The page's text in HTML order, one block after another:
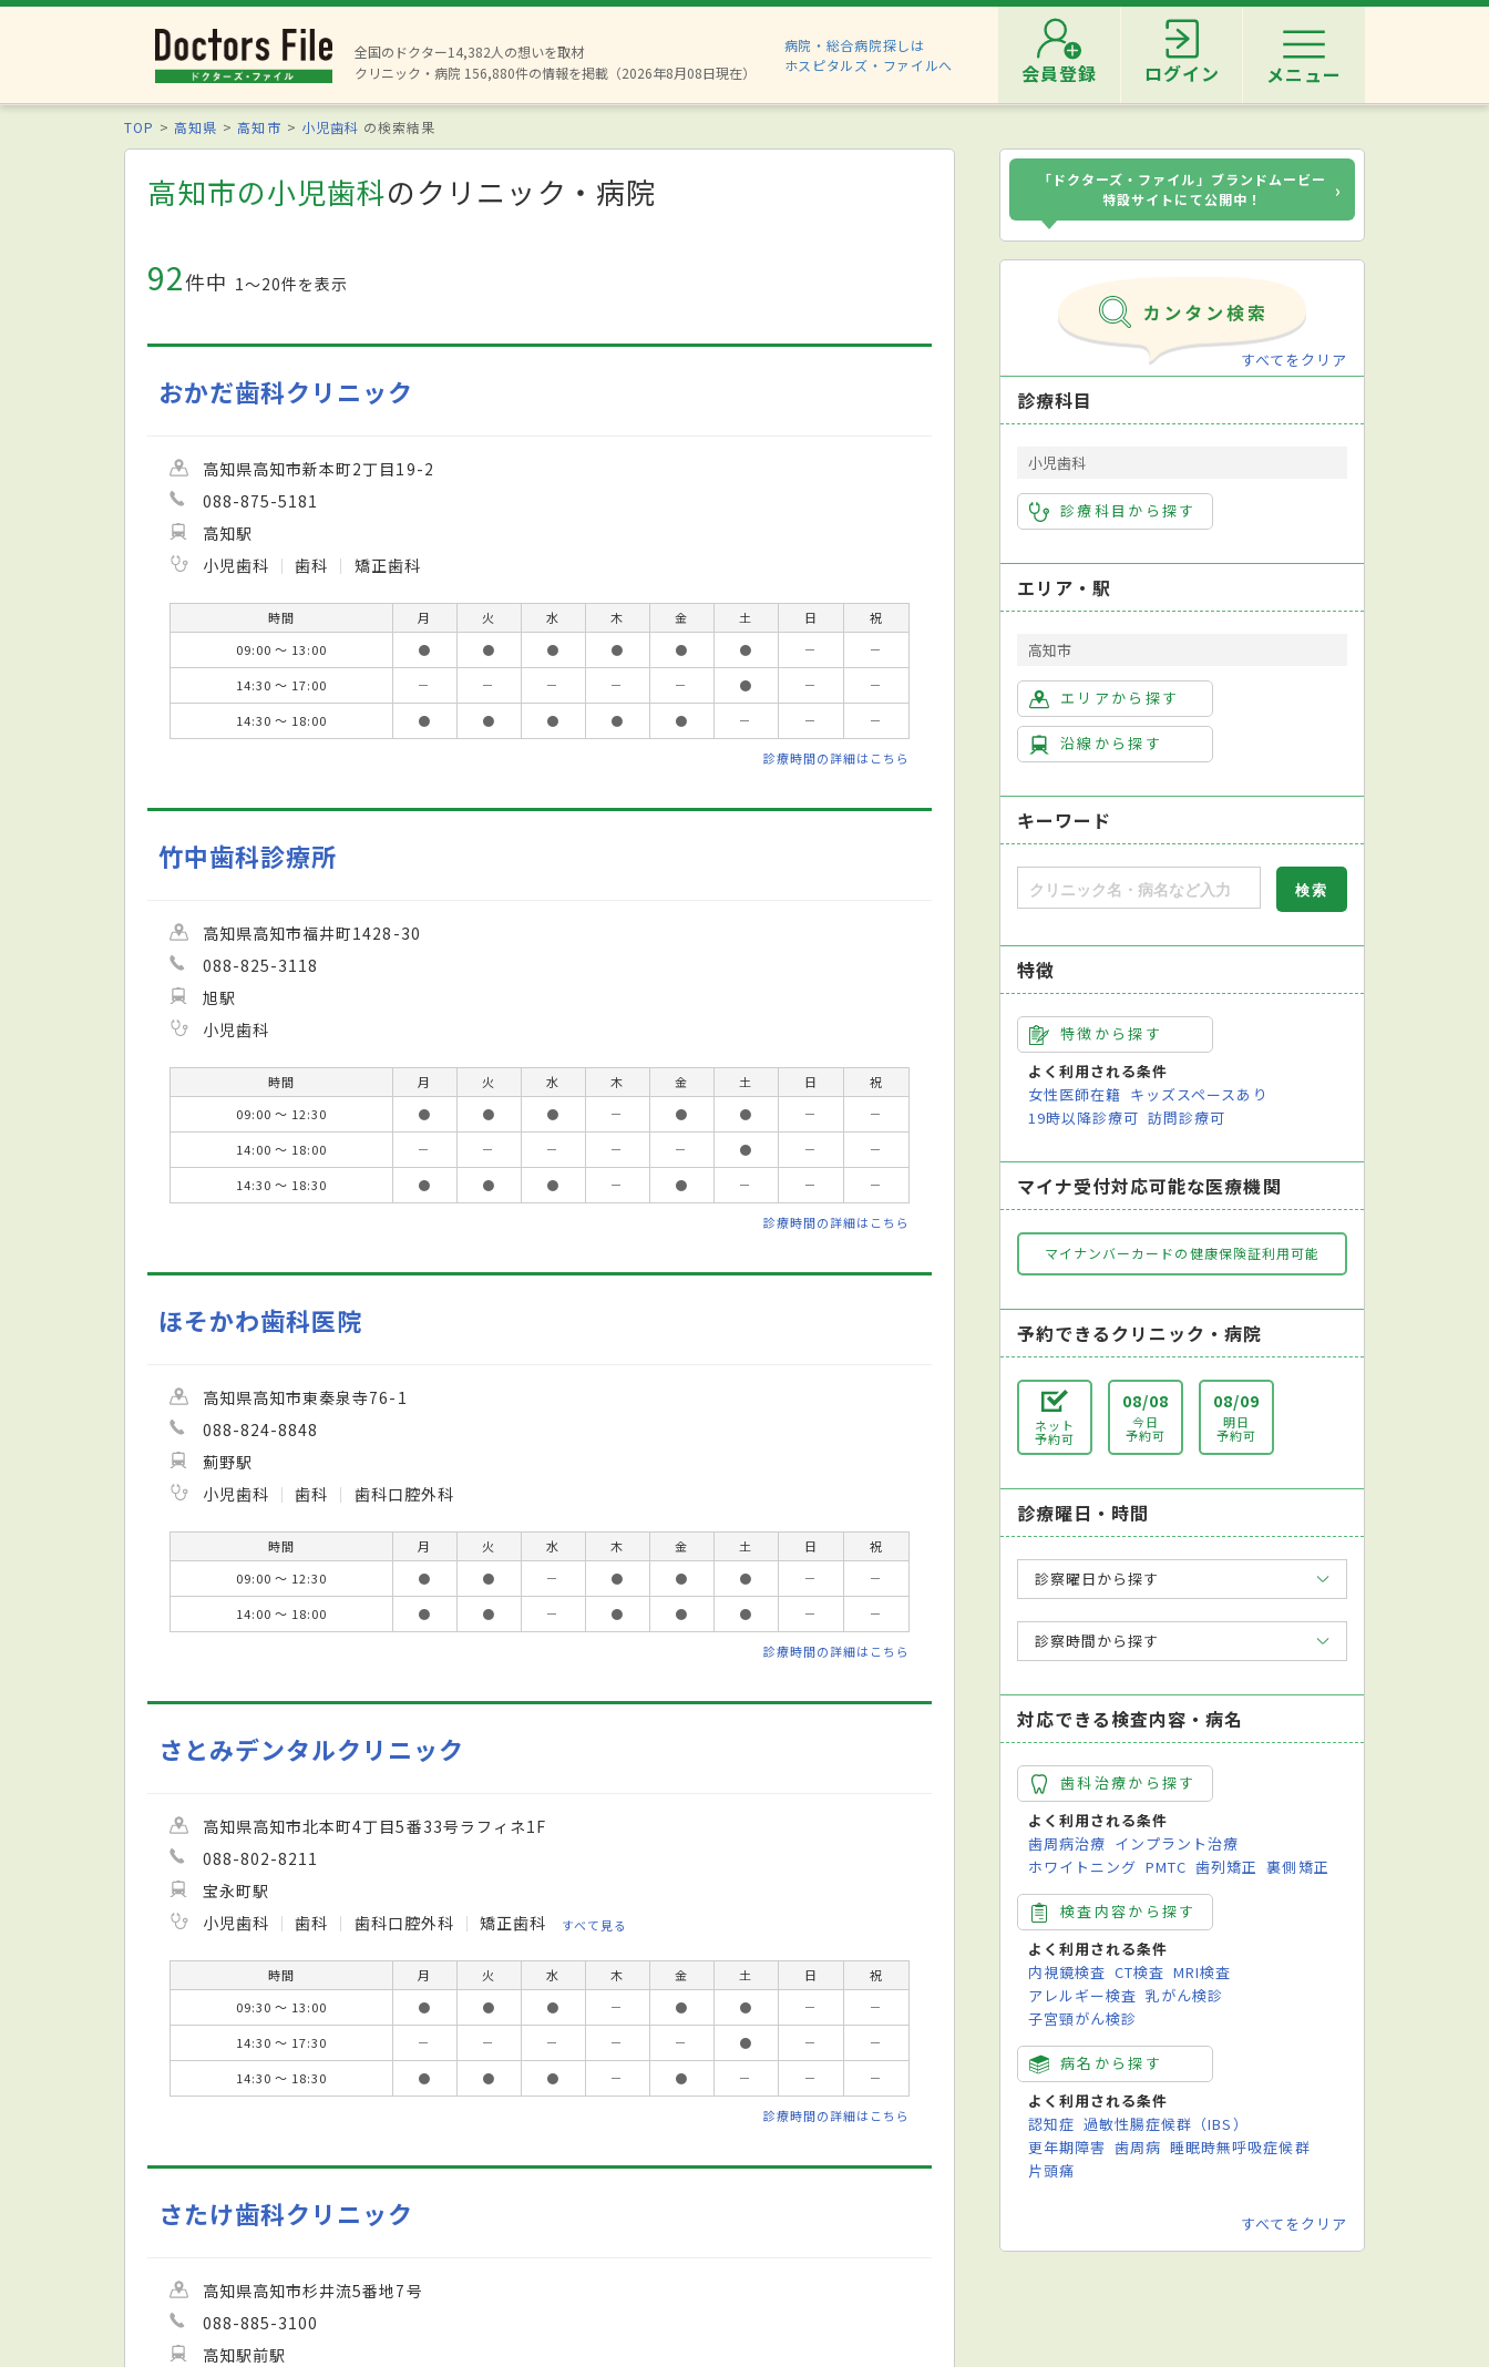
全国のドクター14,382人の想いを取材
クリニック・病院 156,880件の情報を掲載（2026年8月08日現在）
病院・総合病院探しは
ホスピタルズ・ファイルへ
会員登録 ログイン メニュー
TOP 高知県 高知市 小児歯科 の検索結果
高知市の小児歯科のクリニック・病院
92件中 1〜20件を表示
おかだ歯科クリニック
高知県高知市新本町2丁目19-2
088-875-5181
高知駅
小児歯科
歯科 矯正歯科
時間 月 火 水 木 金 土 日
祝
09:00 ～ 13:00
● ● ● ● ● ● －
－
14:30 ～ 17:00
－ － － － － ● －
－
14:30 ～ 18:00
● ● ● ● ● － － －
診療時間の詳細はこちら
竹中歯科診療所
高知県高知市福井町1428-30
088-825-3118
旭駅
小児歯科
時間 月 火 水 木 金 土 日
祝
09:00 ～ 12:30
● ● ● － ● ● －
－
14:00 ～ 18:00
－ － － － － ● －
－
14:30 ～ 18:30
● ● ● － ● － － －
診療時間の詳細はこちら
ほそかわ歯科医院
高知県高知市東秦泉寺76-1
088-824-8848
薊野駅
小児歯科
歯科 歯科口腔外科
時間 月 火 水 木 金 土 日
祝
09:00 ～ 12:30
● ● － ● ● ● －
－
14:00 ～ 18:00
● ● － ● ● ● － －
診療時間の詳細はこちら
さとみデンタルクリニック
高知県高知市北本町4丁目5番33号ラフィネ1F
088-802-8211
宝永町駅
小児歯科
歯科 歯科口腔外科 矯正歯科 すべて見る
時間 月 火 水 木 金 土 日
祝
09:30 ～ 13:00
● ● ● － ● ● －
－
14:30 ～ 17:30
－ － － － － ● －
－
14:30 ～ 18:30
● ● ● － ● － － －
診療時間の詳細はこちら
さたけ歯科クリニック
高知県高知市杉井流5番地7号
088-885-3100
高知駅前駅
「ドクターズ・ファイル」ブランドムービー
特設サイトにて公開中！
›
すべてをクリア
診療科目
小児歯科
診療科目から探す
エリア・駅
高知市
エリアから探す
沿線から探す
キーワード
特徴
特徴から探す
よく利用される条件
女性医師在籍 キッズスペースあり
19時以降診療可 訪問診療可
マイナ受付対応可能な医療機関
マイナンバーカードの健康保険証利用可能
予約できるクリニック・病院
ネット
予約可
08/08
今日
予約可
08/09
明日
予約可
診療曜日・時間
診察曜日から探す
診察時間から探す
対応できる検査内容・病名
歯科治療から探す
よく利用される条件
歯周病治療 インプラント治療
ホワイトニング PMTC 歯列矯正 裏側矯正
検査内容から探す
よく利用される条件
内視鏡検査 CT検査 MRI検査
アレルギー検査 乳がん検診
子宮頸がん検診
病名から探す
よく利用される条件
認知症 過敏性腸症候群（IBS）
更年期障害 歯周病 睡眠時無呼吸症候群
片頭痛
すべてをクリア